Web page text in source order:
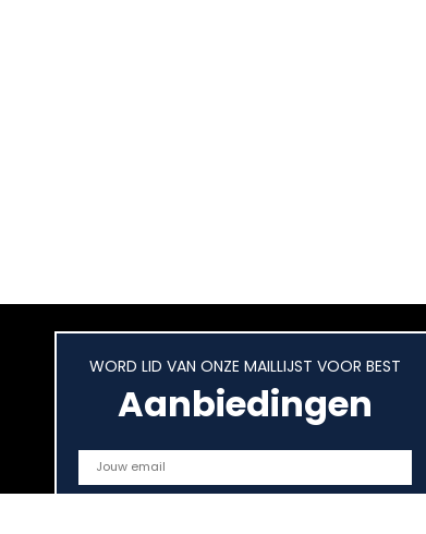
WORD LID VAN ONZE MAILLIJST VOOR BEST
Aanbiedingen